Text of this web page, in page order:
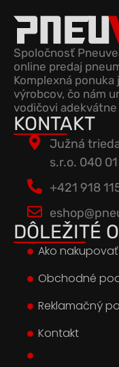
Spoločnosť
online predaj
Komplexná
výrobcov, čo nám
vodičovi
KONTAKT
Južná
s.r.o. 040
+421 918
DÔLEŽITÉ
Ako nakupovať
Obchodné
Reklamačný
Kontakt